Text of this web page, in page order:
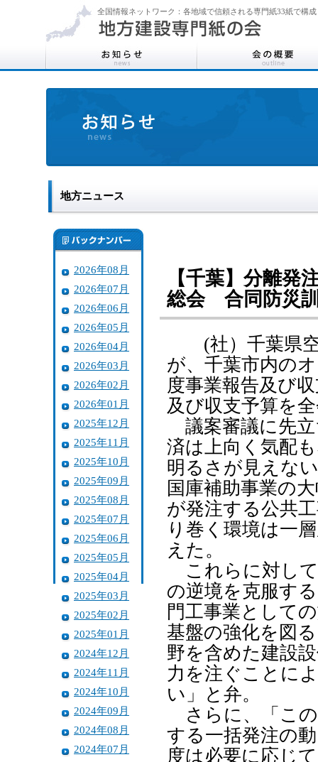
全国情報ネットワーク：各地域で信頼される専門紙33紙で構成
地方ニュース
2026年08月
2026年07月
2026年06月
2026年05月
2026年04月
2026年03月
2026年02月
2026年01月
2025年12月
2025年11月
2025年10月
2025年09月
2025年08月
2025年07月
2025年06月
2025年05月
2025年04月
2025年03月
2025年02月
2025年01月
2024年12月
2024年11月
2024年10月
2024年09月
2024年08月
2024年07月
【千葉】分離発
総会 合同防災
(社）千葉県空
が、千葉市内の
度事業報告及び
及び収支予算を
議案審議に先立
済は上向く気配
明るさが見えな
国庫補助事業の
が発注する公共
り巻く環境は一
えた。
これらに対し
の逆境を克服す
門工事業として
基盤の強化を図
野を含めた建設
力を注ぐことに
い」と弁。
さらに、「この
する一括発注の
度は必要に応じ